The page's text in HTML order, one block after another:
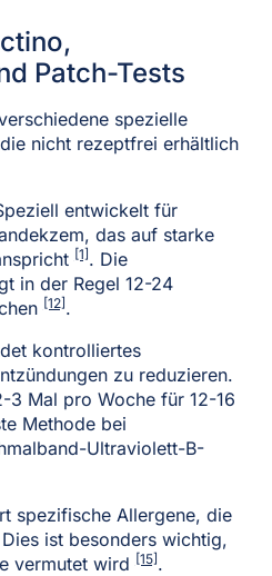
Patch-Tests
spezielle
nicht rezeptfrei erhältlich
entwickelt für
das auf starke
[1] . Die
in der Regel 12-24
[12] .
kontrolliertes
zu reduzieren.
3 Mal pro Woche für 12-16
Methode bei
Ultraviolett-B-
spezifische Allergene, die
ist besonders wichtig,
vermutet wird [15] .